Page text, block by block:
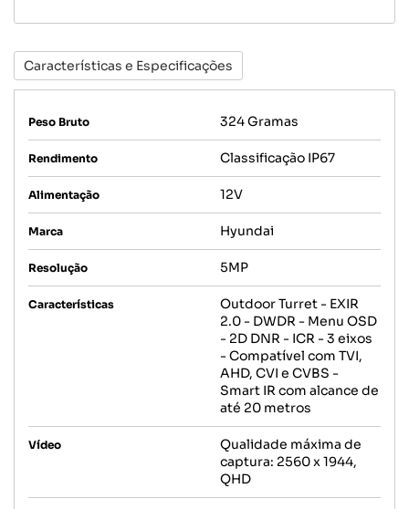
Características e Especificações
Peso Bruto 324 Gramas
Rendimento Classificação IP67
Alimentação 12V
Marca Hyundai
Resolução 5MP
Características
Outdoor Turret - EXIR
2.0 - DWDR - Menu OSD
- 2D DNR - ICR - 3 eixos
- Compatível com TVI,
AHD, CVI e CVBS -
Smart IR com alcance de
até 20 metros
Vídeo
Qualidade máxima de
captura: 2560 x 1944,
QHD